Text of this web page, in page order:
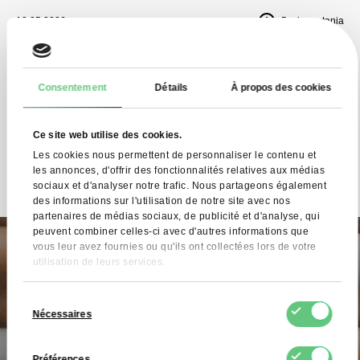
Consentement Détails À propos des cookies
Ce site web utilise des cookies.
Les cookies nous permettent de personnaliser le contenu et
les annonces, d'offrir des fonctionnalités relatives aux médias
sociaux et d'analyser notre trafic. Nous partageons également
des informations sur l'utilisation de notre site avec nos
partenaires de médias sociaux, de publicité et d'analyse, qui
peuvent combiner celles-ci avec d'autres informations que
vous leur avez fournies ou qu'ils ont collectées lors de votre
utilisation de leurs services.
duNécessaires
18.05.2026 5 min czytania
Perméat de lait : composition, propriétés et
Le perméat de lait est un ingrédient laitier fonctionnel qui, grâce
pourquoi il est utilisé en boulangerie, en pâtisserie et dans la
fabrication de produits alimentaires transformés.
CZYTAJ DALEJ
15.05.2026 5min czytania
Albumine en poudre : propriétés,
utilisations et importance dans l’industrie
alimentaire
L'albumine en poudre est un ingrédient alimentaire fonctionnel